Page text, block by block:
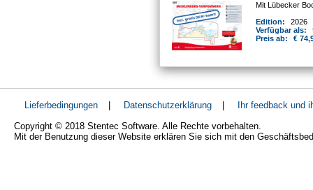
Mit Lübecker
Edition:
2026
Verfügbar als:
Preis ab:
€
Lieferbedingungen | Datenschutzerklärung |
Ihr feedback und
Copyright © 2018 Stentec Software. Alle Rechte vorbehalten.
Mit der Benutzung dieser Website erklären Sie sich mit den